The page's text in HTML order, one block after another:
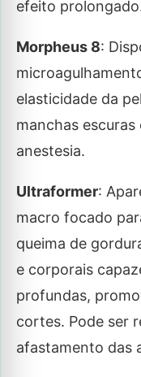
efeito
Morpheus 8:
elasticidade da
manchas
anestesia.
Ultraformer:
macro focado
queima de
e corporais
profundas,
cortes. Pode ser
afastamento das